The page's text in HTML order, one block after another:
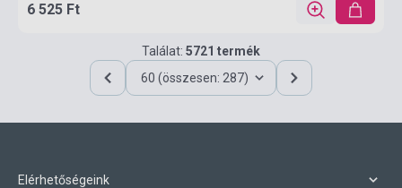
6 525 Ft
Találat: 5721 termék
60 (összesen: 287)
Elérhetőségeink